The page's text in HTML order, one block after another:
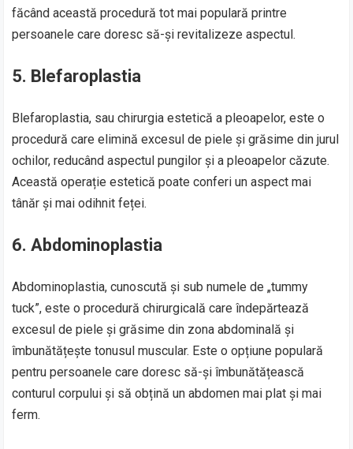
făcând această procedură tot mai populară printre
persoanele care doresc să-și revitalizeze aspectul.
5. Blefaroplastia
Blefaroplastia, sau chirurgia estetică a pleoapelor, este o
procedură care elimină excesul de piele și grăsime din jurul
ochilor, reducând aspectul pungilor și a pleoapelor căzute.
Această operație estetică poate conferi un aspect mai
tânăr și mai odihnit feței.
6. Abdominoplastia
Abdominoplastia, cunoscută și sub numele de „tummy
tuck”, este o procedură chirurgicală care îndepărtează
excesul de piele și grăsime din zona abdominală și
îmbunătățește tonusul muscular. Este o opțiune populară
pentru persoanele care doresc să-și îmbunătățească
conturul corpului și să obțină un abdomen mai plat și mai
ferm.